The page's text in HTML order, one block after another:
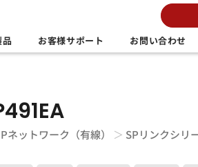
品
お客様サポート お問い合わせ
ネットワーク（有線） ＞ SPリンクシリ